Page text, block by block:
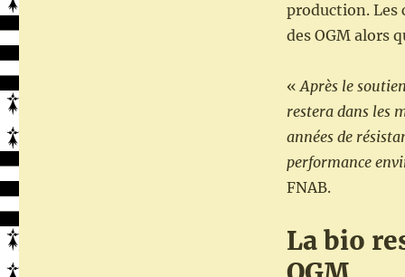
production. Les
des OGM alors
«Après le
restera dans les
années de
performance
FNAB.
La bio